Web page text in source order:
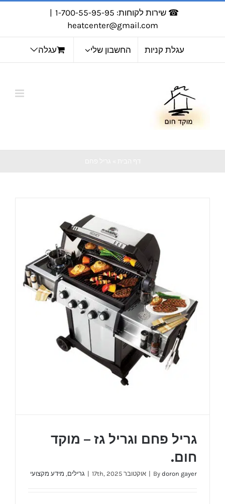
☎ שירות לקוחות: 1-700-55-95-95
|
heatcenter@gmail.com
עגלת קניות החשבון שלי עגלה
גריל פחם וגריל גז – מוקד
חום.
By doron gayer
| אוקטובר 17th, 2025 | גרילים, מידע מקצועי